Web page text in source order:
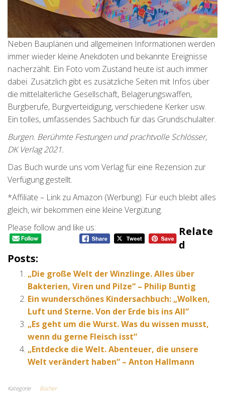
Neben Bauplänen und allgemeinen Informationen werden
immer wieder kleine Anekdoten und bekannte Ereignisse
nacherzählt. Ein Foto vom Zustand heute ist auch immer
dabei. Zusätzlich gibt es zusätzliche Seiten mit Infos über
die mittelalterliche Gesellschaft, Belagerungswaffen,
Burgberufe, Burgverteidigung, verschiedene Kerker usw.
Ein tolles, umfassendes Sachbuch für das Grundschulalter.
Burgen. Berühmte Festungen und prachtvolle Schlösser,
DK Verlag 2021.
Das Buch wurde uns vom Verlag für eine Rezension zur
Verfügung gestellt.
*Affiliate – Link zu Amazon (Werbung). Für euch bleibt alles
gleich, wir bekommen eine kleine Vergütung.
Please follow and like us:
Relate
D
Posts:
„Die große Welt der Winzlinge. Alles über
Bakterien, Viren und Pilze“ – Philip Buntig
Ein wunderschönes Kindersachbuch: „Wolken,
Luft und Sterne. Von der Erde bis ins All“
„Es geht um die Wurst. Was du wissen musst,
wenn du gerne Fleisch isst“
„Entdecke die Welt. Abenteuer, die unsere
Welt verändert haben“ – Anton Hallmann
Kategorie Bücher